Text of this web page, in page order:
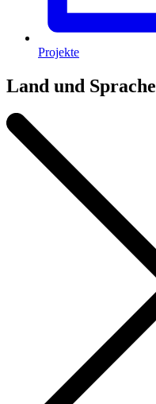
Projekte
Land und Sprache